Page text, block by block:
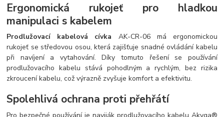
Ergonomická rukojeť pro hladkou
manipulaci s kabelem
Prodlužovací kabelová cívka AK-CR-06 má ergonomickou
rukojeť se středovou osou, která zajišťuje snadné ovládání kabelu
při navíjení a vytahování. Díky tomuto řešení se používání
prodlužovacího kabelu stává pohodlným a rychlým, bez rizika
zkroucení kabelu, což výrazně zvyšuje komfort a efektivitu.
Spolehlivá ochrana proti přehřátí
Pro bezpečné používání je naviják prodlužovacího kabelu Akyga®